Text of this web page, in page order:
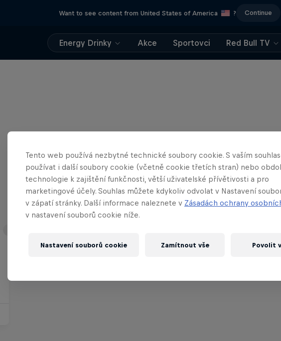
Want to see content from United States of America ? Continue
Energy Drinky Akce Sportovci Red Bull TV
Tento web používá nezbytné technické soubory cookie. S vaším
používat i další soubory cookie (včetně cookie třetích stran) nebo
technologie k zajištění funkčnosti, větší uživatelské přívětivosti a pro
marketingové účely. Souhlas můžete kdykoliv odvolat v Nastavení
v zápatí stránky. Další informace naleznete v Zásadách ochrany
v nastavení souborů cookie níže.
Nastavení souborů cookie Zamítnout vše Povolit